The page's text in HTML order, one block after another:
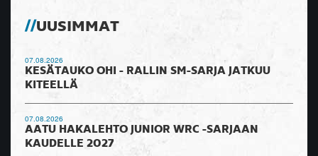
UUSIMMAT
07.08.2026
KESÄTAUKO OHI - RALLIN SM-SARJA JATKUU
KITEELLÄ
07.08.2026
AATU HAKALEHTO JUNIOR WRC -SARJAAN
KAUDELLE 2027